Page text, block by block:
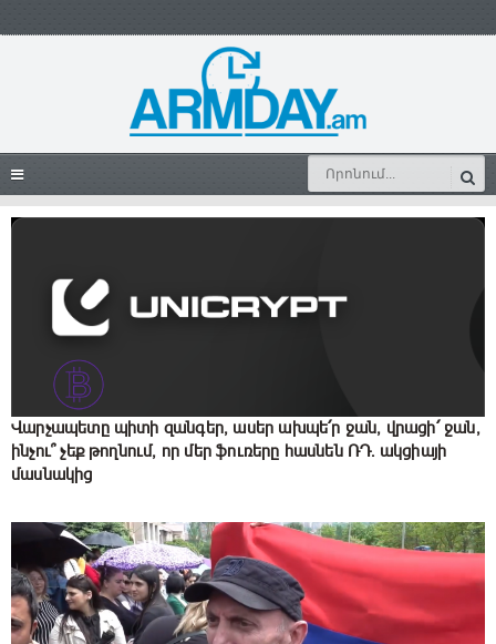
Վարչապետը պիտի զանգեր, ասեր ախպե՛ր ջան, վրացի՛ ջան,
ինչու՞ չեք թողնում, որ մեր ֆուռերը հասնեն ՌԴ. ակցիայի
մասնակից